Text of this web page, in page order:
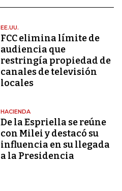
EE.UU.
FCC elimina límite de
audiencia que
restringía propiedad de
canales de televisión
locales
HACIENDA
De la Espriella se reúne
con Milei y destacó su
influencia en su llegada
a la Presidencia